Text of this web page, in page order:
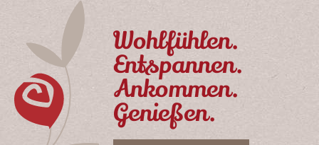
Wohlfühlen.
Entspannen.
Ankommen.
Genießen.